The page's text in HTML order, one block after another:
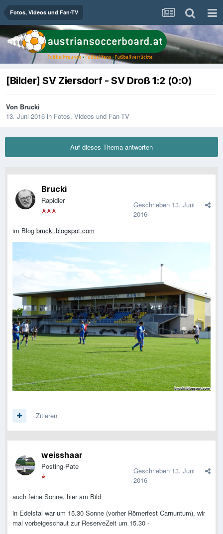
Fotos, Videos und Fan-TV
[Bilder] SV Ziersdorf - SV Droß 1:2 (0:0)
Von Brucki
13. Juni 2016 in Fotos, Videos und Fan-TV
Auf dieses Thema antworten
Brucki
Rapidler Geschrieben 13. Juni
2016
im Blog brucki.blogspot.com
Zitieren
weisshaar
Posting-Pate Geschrieben 13. Juni
2016
auch feine Sonne, hier am Bild
in Edelstal war um 15.30 Sonne (vorher Römerfest Carnuntum), wir
mal vorbeigeschaut zur ReserveZeit um 15.30 -